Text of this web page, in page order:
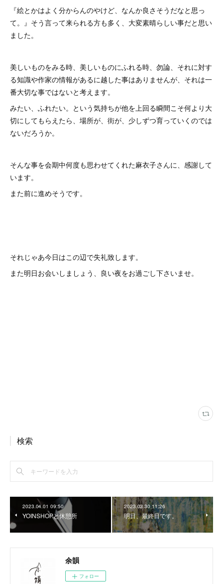
『絵とかはよく分からんのやけど、なんか良さそうだなと思っ
て。』そう言って来られる方も多く、大変素晴らしい事だと思い
ました。
美しいものをみる時、美しいものにふれる時、勿論、それに対す
る知識や作家の情報があるに越した事はありませんが、それは一
番大切な事ではないと考えます。
みたい、ふれたい。という気持ちが他を上回る瞬間こそ何より大
切にしてもらえたら、場所が、街が、少しずつ育っていくのでは
ないだろうか。
そんな事を会期中何度も思わせてくれた麻衣子さんに、感謝して
います。
また前に進めそうです。
それじゃあ今日はこの辺で失礼致します。
また明日お会いしましょう、良い夜をお過ごし下さいませ。
検索
2023.04.01 09:50
YOINSHOPと休憩所
2023.03.30 11:26
明日、最終日です。
余韻
フォロー